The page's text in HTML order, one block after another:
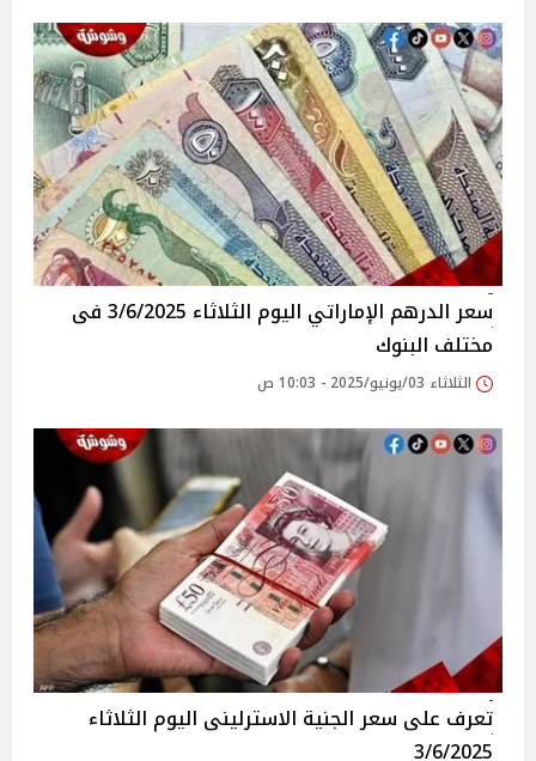
سعر الدرهم الإماراتي اليوم الثلاثاء 3/6/2025 فى
مختلف البنوك
الثلاثاء 03/يونيو/2025 - 10:03 ص
تعرف على سعر الجنية الاسترلينى اليوم الثلاثاء
3/6/2025